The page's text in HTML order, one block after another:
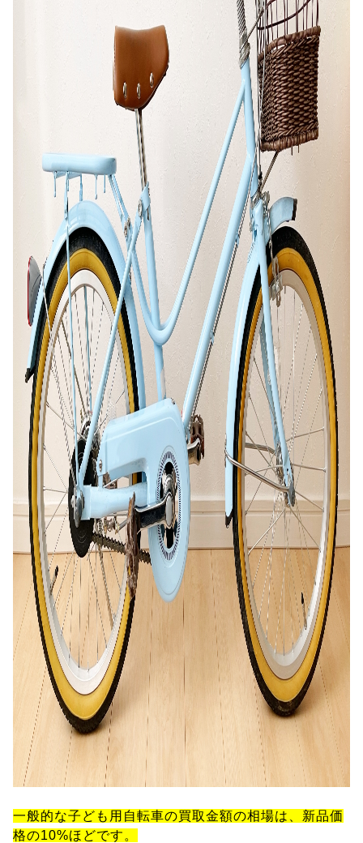
一般的な子ども用自転車の買取金額の相場は、新品価
格の10%ほどです。